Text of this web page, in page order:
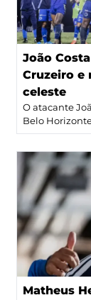
João
Cruzeiro e
celeste
O atacante
Belo
Matheus